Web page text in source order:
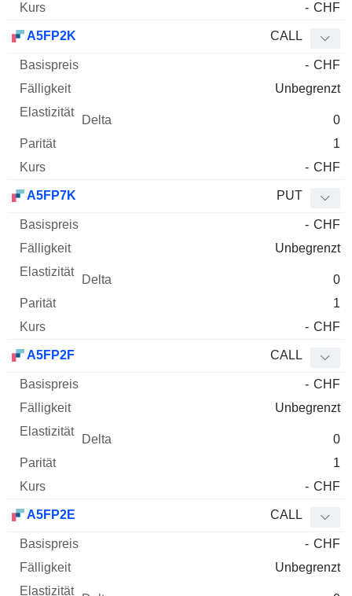
- CHF
A5FP2K CALL
- CHF
Unbegrenzt
0
1
- CHF
A5FP7K PUT
- CHF
Unbegrenzt
0
1
- CHF
A5FP2F CALL
- CHF
Unbegrenzt
0
1
- CHF
A5FP2E CALL
- CHF
Unbegrenzt